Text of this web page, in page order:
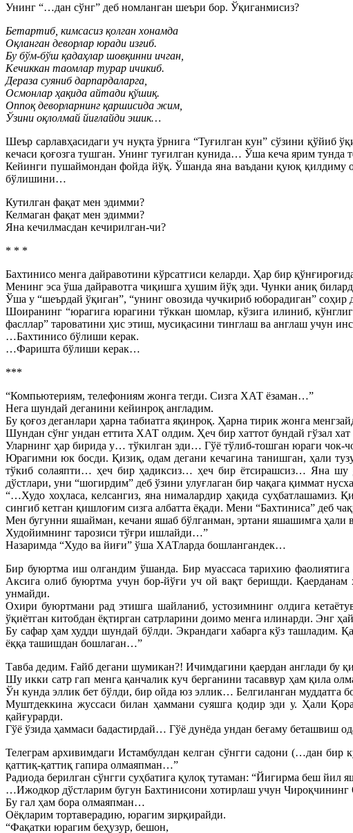
Унинг “…дан сўнг” деб номланган шеъри бор. Ўқиганмисиз?
Бетартиб, кимсасиз қолган хонамда
Оқланган деворлар юради изғиб.
Бу бўм-бўш қадаҳлар шовқинни ичган,
Кечиккан таомлар турар ичикиб.
Дераза суяниб дарпардаларга,
Осмонлар ҳақида айтади қўшиқ.
Оппоқ деворларнинг қаршисида жим,
Ўзини оқлолмай йиғлайди эшик…
Шеър сарлавҳасидаги уч нуқта ўрнига “Туғилган кун” сўзини қўйиб
кечаси қоғозга тушган. Унинг туғилган кунида… Ўша кеча ярим
Кейинги пушаймондан фойда йўқ. Ўшанда яна ваъдани қуюқ қилдиму
бўлишини…
Кутилган фақат мен эдимми?
Келмаган фақат мен эдимми?
Яна кечилмасдан кечирилган-чи?
* * *
Бахтинисо менга дайравотини кўрсатгиси келарди. Ҳар бир
Менинг эса ўша дайравотга чиқишга ҳушим йўқ эди. Чунки аниқ
Ўша у “шеърдай ўқиган”, “унинг овозида чучкириб юборадиган”
Шоиранинг “юрагига юрагини тўккан шомлар, кўзига илиниб,
фасллар” тароватини ҳис этиш, мусиқасини тинглаш ва англаш учун
…Бахтинисо бўлиши керак.
…Фаришта бўлиши керак…
***
“Компьютериям, телефониям жонга тегди. Сизга ХАТ ёзаман…”
Нега шундай деганини кейинроқ англадим.
Бу қоғоз деганлари ҳарна табиатга яқинроқ. Ҳарна тирик жонга
Шундан сўнг ундан еттита ХАТ олдим. Ҳеч бир хаттот бундай гўзал
Уларнинг ҳар бирида у… тўкилган эди… Гўё тўлиб-тошган юраги чок-
Юрагимни юк босди. Қизиқ, одам дегани кечагина танишган, ҳали
тўкиб солаяпти… ҳеч бир ҳадиксиз… ҳеч бир ётсирашсиз… Яна шу
дўстлари, уни “шогирдим” деб ўзини улуғлаган бир чақага қиммат
“…Худо хоҳласа, келсангиз, яна нималардир ҳақида
сингиб кетган қишлоғим сизга албатта ёқади. Мени “Бахтиниса” деб
Мен бугунни яшайман, кечани яшаб бўлганман, эртани яшашимга ҳали
Худойимнинг тарозиси тўғри ишлайди…”
Назаримда “Худо ва йиғи” ўша ХАТларда бошлангандек…
Бир буюртма иш олгандим ўшанда. Бир муассаса тарихию
Аксига олиб буюртма учун бор-йўғи уч ой вақт беришди.
унмайди.
Охири буюртмани рад этишга шайланиб, устозимнинг олдига
ўқиётган китобдан ёқтирган сатрларини доимо менга илинарди. Энг
Бу сафар ҳам худди шундай бўлди. Экрандаги хабарга кўз ташладим.
ёққа ташишдан бошлаган…”
Тавба дедим. Ғайб дегани шумикан?! Ичимдагини қаердан англади бу
Шу икки сатр гап менга қанчалик куч берганини тасаввур ҳам қила
Ўн кунда эллик бет бўлди, бир ойда юз эллик… Белгиланган муддатга
Муштдеккина жуссаси билан ҳаммани суяшга қодир эди у. Ҳали
қайғурарди.
Гўё ўзида ҳаммаси бадастирдай… Гўё дунёда ундан беғаму беташвиш
Телеграм архивимдаги Истамбулдан келган сўнгги садони (…дан
қаттиқ-қаттиқ гапира олмаяпман…”
Радиода берилган сўнгги суҳбатига қулоқ тутаман: “Йигирма беш йил
…Ижодкор дўстларим бугун Бахтинисони хотирлаш учун Чироқчининг
Бу гал ҳам бора олмаяпман…
Оёқларим тортаверадию, юрагим зирқирайди.
“Фақатки юрагим беҳузур, бешон,